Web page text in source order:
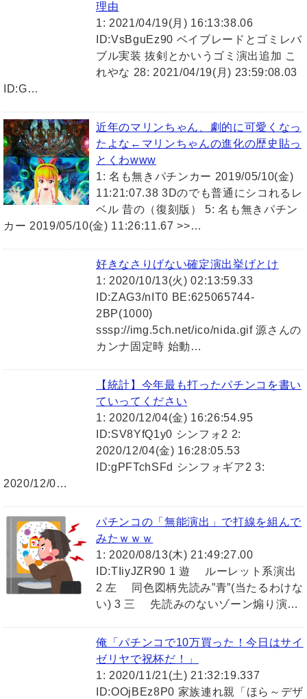
理由
1: 2021/04/19(月) 16:13:38.06
ID:VsBguEz90 ベイブレードとゴミレバ
ブル実装 抜剣とかいうゴミ演出追加 こ
れやな 28: 2021/04/19(月) 23:59:08.03
ID:G…
近年のマリンちゃん、劇的に可愛くなっ
たよな←マリンちゃんの進化の歴史貼っ
とくわwww
1: 名も無きパチンカー 2019/05/10(金)
11:21:07.38 3Dのでも普通にシコれるレ
ベル 昔の（復刻版） 5: 名も無きパチン
カー 2019/05/10(金) 11:26:11.67 >>…
好きなさりげない確定演出挙げとけ
1: 2020/10/13(火) 02:13:59.33
ID:ZAG3/nIT0 BE:625065744-
2BP(1000)
sssp://img.5ch.net/ico/nida.gif 源さんの
カンナ固定時 始動…
【統計】今年最も打ったパチンコを書い
ていってください
1: 2020/12/04(金) 16:26:54.95
ID:SV8YfQ1y0 シンフォ2 2:
2020/12/04(金) 16:28:05.53
ID:gPFTchSFd シンフォギア2 3:
2020/12/0…
パチンコの「無能演出」で打線を組んで
みたｗｗｗ
1: 2020/08/13(木) 21:49:27.00
ID:TIiyJZR90 1 遊 ルーレット系演出
2 左 同色図柄先読み”青”(当たるわけな
い) 3 三 先読みのないゾーン煽り演…
俺「パチンコで10万買った！今日はサイ
ゼリヤで祝杯だ！」
1: 2020/11/21(土) 21:32:19.337
ID:OOjBEz8P0 家族連れ親「ほら～デザ